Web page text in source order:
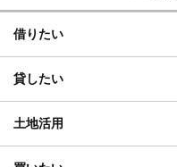
借りたい
貸したい
土地活用